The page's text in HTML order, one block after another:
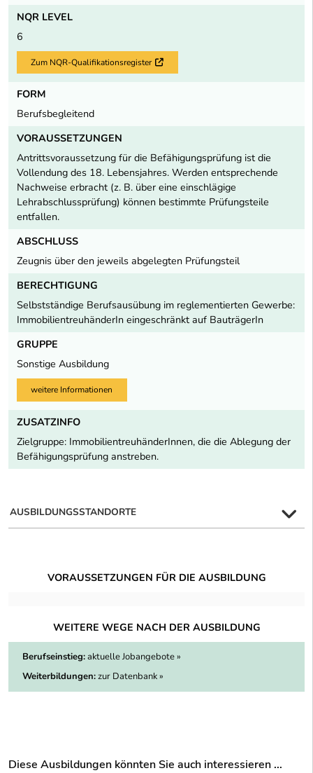
NQR LEVEL
6
Zum NQR-Qualifikationsregister Externer Link
FORM
Berufsbegleitend
VORAUSSETZUNGEN
Antrittsvoraussetzung für die Befähigungsprüfung ist die
Vollendung des 18. Lebensjahres. Werden entsprechende
Nachweise erbracht (z. B. über eine einschlägige
Lehrabschlussprüfung) können bestimmte Prüfungsteile
entfallen.
ABSCHLUSS
Zeugnis über den jeweils abgelegten Prüfungsteil
BERECHTIGUNG
Selbstständige Berufsausübung im reglementierten Gewerbe:
ImmobilientreuhänderIn eingeschränkt auf BauträgerIn
GRUPPE
Sonstige Ausbildung
weitere Informationen
ZUSATZINFO
Zielgruppe: ImmobilientreuhänderInnen, die die Ablegung der
Befähigungsprüfung anstreben.
AUSBILDUNGSSTANDORTE
VORAUSSETZUNGEN FÜR DIE AUSBILDUNG
WEITERE WEGE NACH DER AUSBILDUNG
Berufseinstieg:aktuelle Jobangebote »
Weiterbildungen:zur Datenbank »
Diese Ausbildungen könnten Sie auch interessieren ...